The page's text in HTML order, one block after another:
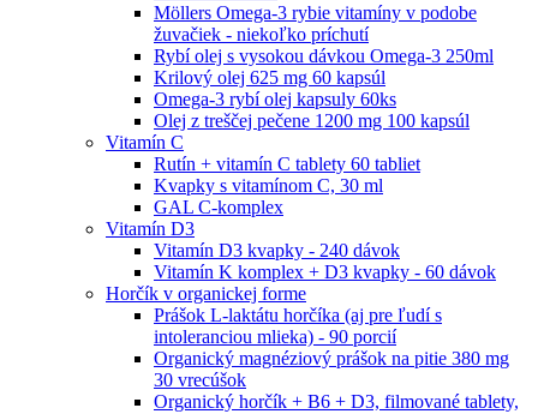
Möllers Omega-3 rybie vitamíny v podobe
žuvačiek - niekoľko príchutí
Rybí olej s vysokou dávkou Omega-3 250ml
Krilový olej 625 mg 60 kapsúl
Omega-3 rybí olej kapsuly 60ks
Olej z treščej pečene 1200 mg 100 kapsúl
Vitamín C
Rutín + vitamín C tablety 60 tabliet
Kvapky s vitamínom C, 30 ml
GAL C-komplex
Vitamín D3
Vitamín D3 kvapky - 240 dávok
Vitamín K komplex + D3 kvapky - 60 dávok
Horčík v organickej forme
Prášok L-laktátu horčíka (aj pre ľudí s
intoleranciou mlieka) - 90 porcií
Organický magnéziový prášok na pitie 380 mg
30 vrecúšok
Organický horčík + B6 + D3, filmované tablety,